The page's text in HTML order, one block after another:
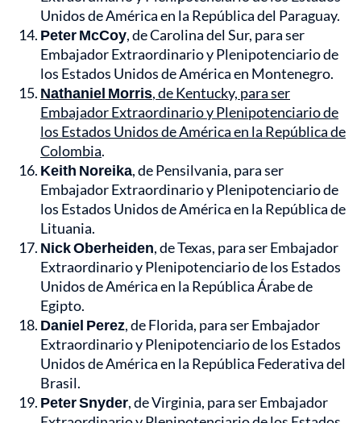
Unidos de América en la República del Paraguay.
Peter McCoy, de Carolina del Sur, para ser
Embajador Extraordinario y Plenipotenciario de
los Estados Unidos de América en Montenegro.
Nathaniel Morris, de Kentucky, para ser
Embajador Extraordinario y Plenipotenciario de
los Estados Unidos de América en la República de
Colombia.
Keith Noreika, de Pensilvania, para ser
Embajador Extraordinario y Plenipotenciario de
los Estados Unidos de América en la República de
Lituania.
Nick Oberheiden, de Texas, para ser Embajador
Extraordinario y Plenipotenciario de los Estados
Unidos de América en la República Árabe de
Egipto.
Daniel Perez, de Florida, para ser Embajador
Extraordinario y Plenipotenciario de los Estados
Unidos de América en la República Federativa del
Brasil.
Peter Snyder, de Virginia, para ser Embajador